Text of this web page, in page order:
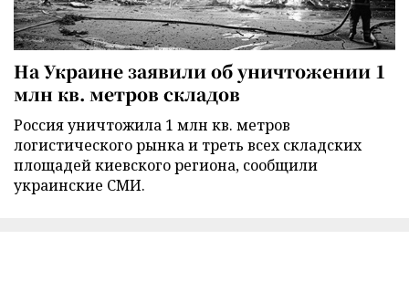
На Украине заявили об уничтожении 1
млн кв. метров складов
Россия уничтожила 1 млн кв. метров
логистического рынка и треть всех складских
площадей киевского региона, сообщили
украинские СМИ.